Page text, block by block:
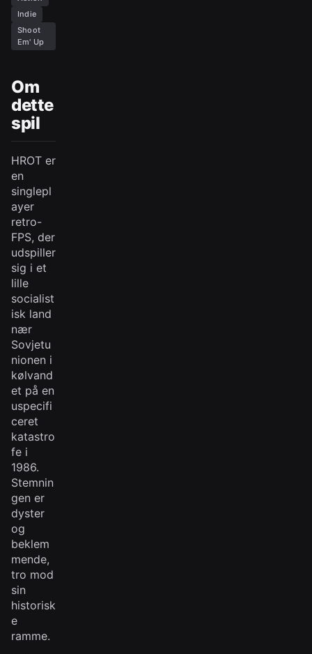
Indie
Shoot
Em' Up
Om
dette
spil
HROT er
en
singlepl
ayer
retro-
FPS, der
udspiller
sig i et
lille
socialist
isk land
nær
Sovjetu
nionen i
kølvand
et på en
uspecifi
ceret
katastro
fe i
1986.
Stemnin
gen er
dyster
og
beklem
mende,
tro mod
sin
historisk
e
ramme.